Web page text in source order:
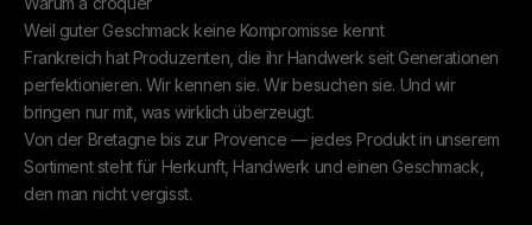
Weil guter Geschmack keine Kompromisse kennt
Frankreich hat Produzenten, die ihr Handwerk seit Generationen
perfektionieren. Wir kennen sie. Wir besuchen sie. Und wir
bringen nur mit, was wirklich überzeugt.
Von der Bretagne bis zur Provence — jedes Produkt in unserem
Sortiment steht für Herkunft, Handwerk und einen Geschmack,
den man nicht vergisst.